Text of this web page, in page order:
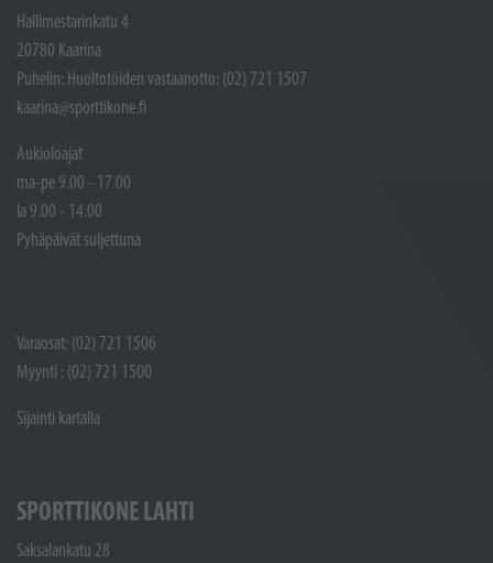
Hallimestarinkatu 4
20780 Kaarina
Puhelin: Huoltotöiden vastaanotto: (02) 721 1507
kaarina@sporttikone.fi
Aukioloajat
ma-pe 9.00 - 17.00
la 9.00 - 14.00
Pyhäpäivät suljettuna
Varaosat: (02) 721 1506
Myynti : (02) 721 1500
Sijainti kartalla
SPORTTIKONE LAHTI
Saksalankatu 28